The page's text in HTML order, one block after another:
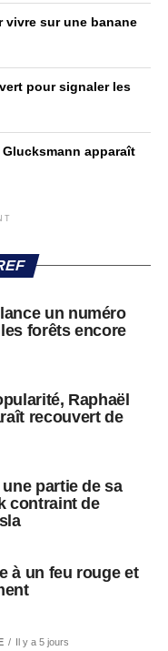
vivre sur une banane
pour signaler les
apparaît
un numéro
forêts encore
Raphaël
recouvert de
partie de sa
contraint de
à un feu rouge et
Il y a 5 jours